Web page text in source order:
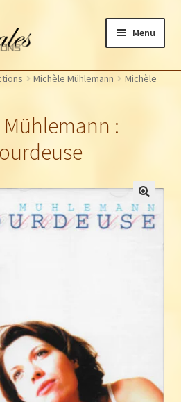
Menu
Michèle Mühlemann
Michèle
:
🔍